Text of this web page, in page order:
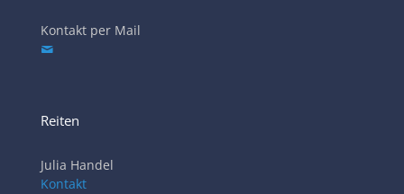
Kontakt per Mail
Reiten
Julia Handel
Kontakt